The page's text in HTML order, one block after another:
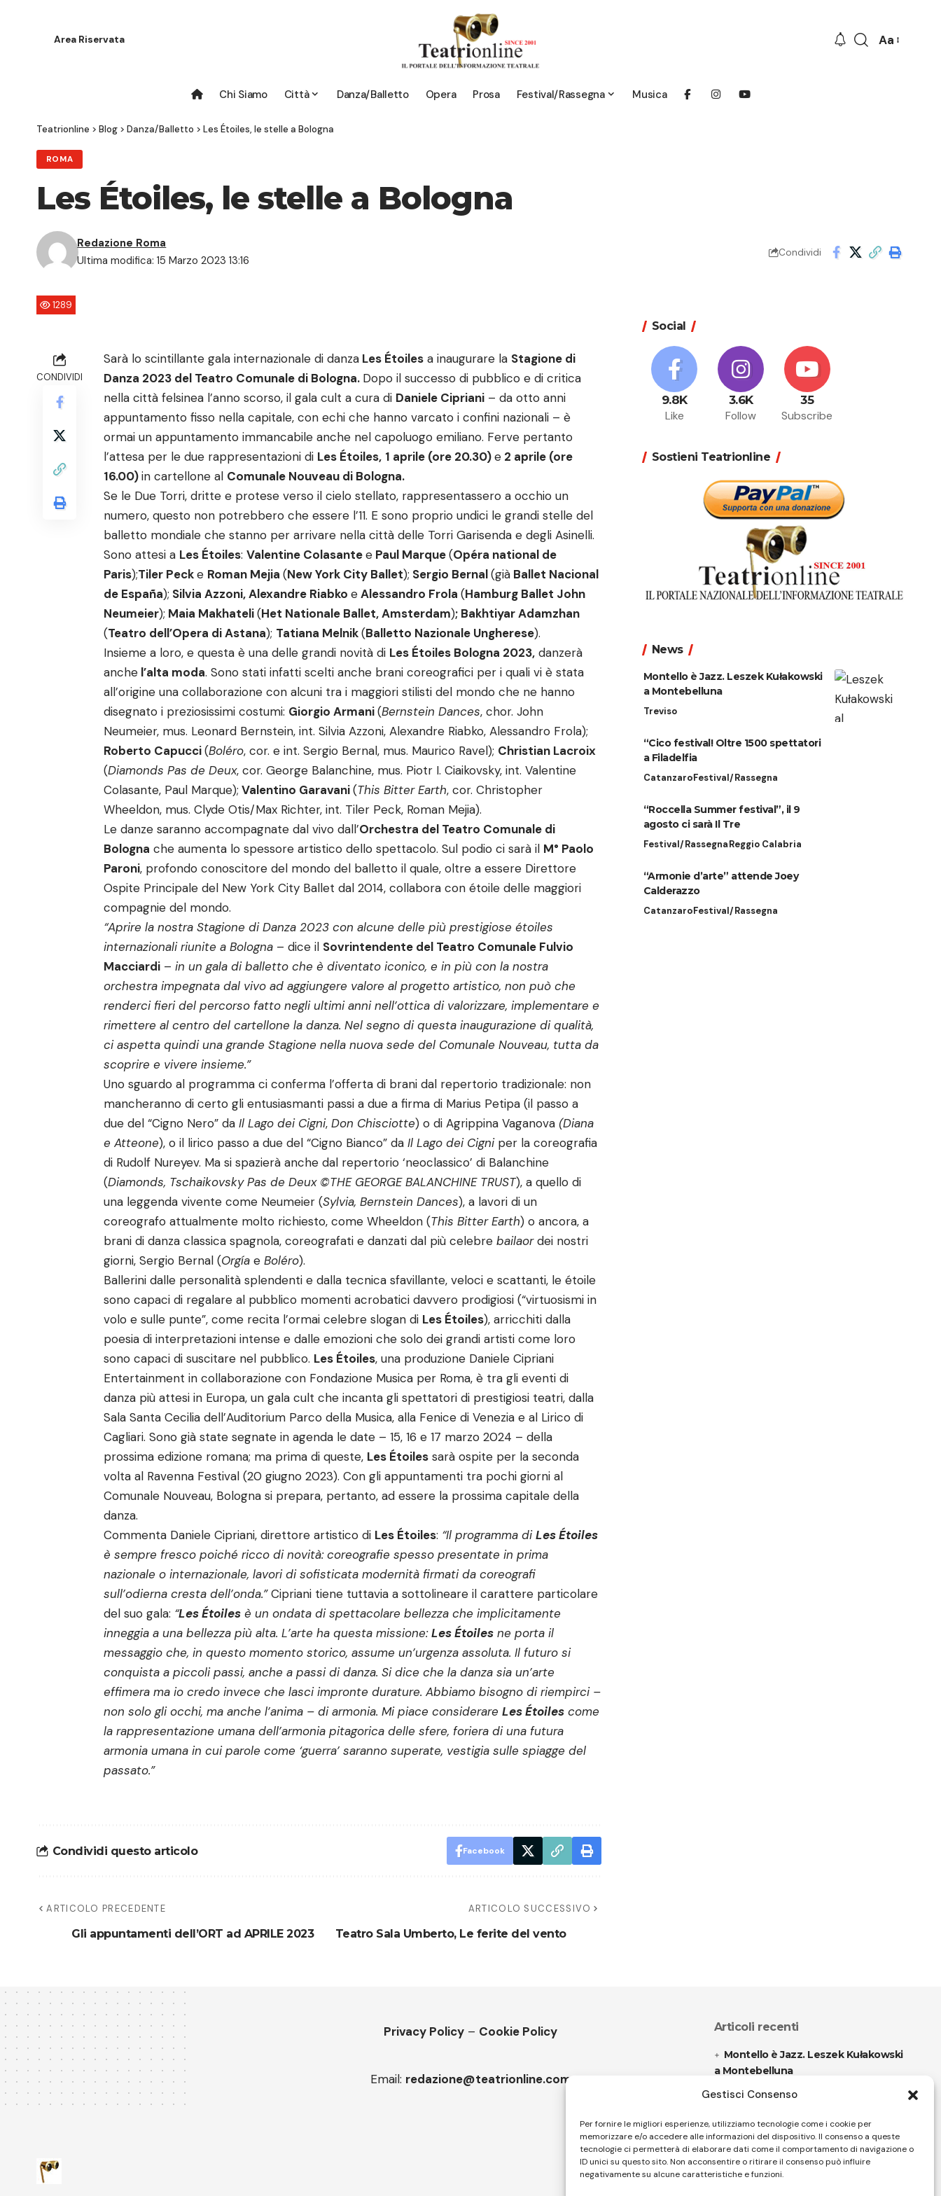
Gestisci Consenso
Per fornire le migliori esperienze, utilizziamo tecnologie come i cookie per
memorizzare e/o accedere alle informazioni del dispositivo. Il consenso a queste
tecnologie ci permetterà di elaborare dati come il comportamento di navigazione o
ID unici su questo sito. Non acconsentire o ritirare il consenso può influire
negativamente su alcune caratteristiche e funzioni.
Area Riservata
Font
Aa
Chi Siamo Città Danza/Balletto Opera Prosa Festival/Rassegna Musica
Teatrionline > Blog > Danza/Balletto > Les Étoiles, le stelle a Bologna
ROMA
Les Étoiles, le stelle a Bologna
Ultima modifica: 15 Marzo 2023 13:16
Redazione Roma
Condividi
1289
CONDIVIDI
Sarà lo scintillante gala internazionale di danza Les Étoiles a inaugurare la Stagione di
Danza 2023 del Teatro Comunale di Bologna. Dopo il successo di pubblico e di critica
nella città felsinea l’anno scorso, il gala cult a cura di Daniele Cipriani – da otto anni
appuntamento fisso nella capitale, con echi che hanno varcato i confini nazionali – è
ormai un appuntamento immancabile anche nel capoluogo emiliano. Ferve pertanto
l’attesa per le due rappresentazioni di Les Étoiles, 1 aprile (ore 20.30)e 2 aprile (ore
16.00)in cartellone al Comunale Nouveau di Bologna.
Se le Due Torri, dritte e protese verso il cielo stellato, rappresentassero a occhio un
numero, questo non potrebbero che essere l’11. E sono proprio undici le grandi stelle del
balletto mondiale che stanno per arrivare nella città delle Torri Garisenda e degli Asinelli.
Sono attesi a Les Étoiles: Valentine Colasantee Paul Marque(Opéra national de
Paris);Tiler Pecke Roman Mejia (New York City Ballet); Sergio Bernal(già Ballet Nacional
de España); Silvia Azzoni, Alexandre Riabko eAlessandro Frola (Hamburg Ballet John
Neumeier); Maia Makhateli(Het Nationale Ballet, Amsterdam); Bakhtiyar Adamzhan
(Teatro dell’Opera di Astana); Tatiana Melnik(Balletto Nazionale Ungherese).
Insieme a loro, e questa è una delle grandi novità di Les Étoiles Bologna 2023, danzerà
anche l’alta moda. Sono stati infatti scelti anche brani coreografici per i quali vi è stata
all’origine una collaborazione con alcuni tra i maggiori stilisti del mondo che ne hanno
disegnato i preziosissimi costumi: Giorgio Armani(Bernstein Dances, chor. John
Neumeier, mus. Leonard Bernstein, int. Silvia Azzoni, Alexandre Riabko, Alessandro Frola);
Roberto Capucci(Boléro, cor. e int. Sergio Bernal, mus. Maurico Ravel); Christian Lacroix
(Diamonds Pas de Deux, cor. George Balanchine, mus. Piotr I. Ciaikovsky, int. Valentine
Colasante, Paul Marque); Valentino Garavani(This Bitter Earth, cor. Christopher
Wheeldon, mus. Clyde Otis/Max Richter, int. Tiler Peck, Roman Mejia).
Le danze saranno accompagnate dal vivo dall’Orchestra del Teatro Comunale di
Bologna che aumenta lo spessore artistico dello spettacolo. Sul podio ci sarà il M° Paolo
Paroni, profondo conoscitore del mondo del balletto il quale, oltre a essere Direttore
Ospite Principale del New York City Ballet dal 2014, collabora con étoile delle maggiori
compagnie del mondo.
“Aprire la nostra Stagione di Danza 2023 con alcune delle più prestigiose étoiles
internazionali riunite a Bologna – dice il Sovrintendente del Teatro Comunale Fulvio
Macciardi – in un gala di balletto che è diventato iconico, e in più con la nostra
orchestra impegnata dal vivo ad aggiungere valore al progetto artistico, non può che
renderci fieri del percorso fatto negli ultimi anni nell’ottica di valorizzare, implementare e
rimettere al centro del cartellone la danza. Nel segno di questa inaugurazione di qualità,
ci aspetta quindi una grande Stagione nella nuova sede del Comunale Nouveau, tutta da
scoprire e vivere insieme.”
Uno sguardo al programma ci conferma l’offerta di brani dal repertorio tradizionale: non
mancheranno di certo gli entusiasmanti passi a due a firma di Marius Petipa (il passo a
due del “Cigno Nero” da Il Lago dei Cigni, Don Chisciotte) o di Agrippina Vaganova (Diana
e Atteone), o il lirico passo a due del “Cigno Bianco” da Il Lago dei Cigniper la coreografia
di Rudolf Nureyev. Ma si spazierà anche dal repertorio ‘neoclassico’ di Balanchine
(Diamonds, Tschaikovsky Pas de Deux ©THE GEORGE BALANCHINE TRUST), a quello di
una leggenda vivente come Neumeier (Sylvia, Bernstein Dances), a lavori di un
coreografo attualmente molto richiesto, come Wheeldon (This Bitter Earth) o ancora, a
brani di danza classica spagnola, coreografati e danzati dal più celebre bailaordei nostri
giorni, Sergio Bernal (Orgía e Boléro).
Ballerini dalle personalità splendenti e dalla tecnica sfavillante, veloci e scattanti, le étoile
sono capaci di regalare al pubblico momenti acrobatici davvero prodigiosi (“virtuosismi in
volo e sulle punte”, come recita l’ormai celebre slogan di Les Étoiles), arricchiti dalla
poesia di interpretazioni intense e dalle emozioni che solo dei grandi artisti come loro
sono capaci di suscitare nel pubblico. Les Étoiles, una produzione Daniele Cipriani
Entertainment in collaborazione con Fondazione Musica per Roma, è tra gli eventi di
danza più attesi in Europa, un gala cult che incanta gli spettatori di prestigiosi teatri, dalla
Sala Santa Cecilia dell’Auditorium Parco della Musica, alla Fenice di Venezia e al Lirico di
Cagliari. Sono già state segnate in agenda le date – 15, 16 e 17 marzo 2024 – della
prossima edizione romana; ma prima di queste, Les Étoiles sarà ospite per la seconda
volta al Ravenna Festival (20 giugno 2023). Con gli appuntamenti tra pochi giorni al
Comunale Nouveau, Bologna si prepara, pertanto, ad essere la prossima capitale della
danza.
Commenta Daniele Cipriani, direttore artistico di Les Étoiles: “Il programma diLes Étoiles
è sempre fresco poiché ricco di novità: coreografie spesso presentate in prima
nazionale o internazionale, lavori di sofisticata modernità firmati da coreografi
sull’odierna cresta dell’onda.”Cipriani tiene tuttavia a sottolineare il carattere particolare
del suo gala: “Les Étoiles è un ondata di spettacolare bellezza che implicitamente
inneggia a una bellezza più alta. L’arte ha questa missione:Les Étoiles ne porta il
messaggio che, in questo momento storico, assume un’urgenza assoluta. Il futuro si
conquista a piccoli passi, anche a passi di danza. Si dice che la danza sia un’arte
effimera ma io credo invece che lasci impronte durature. Abbiamo bisogno di riempirci –
non solo gli occhi, ma anche l’anima – di armonia. Mi piace considerare Les Étoiles come
la rappresentazione umana dell’armonia pitagorica delle sfere, foriera di una futura
armonia umana in cui parole come ‘guerra’ saranno superate, vestigia sulle spiagge del
passato.”
Condividi questo articolo Facebook
ARTICOLO PRECEDENTE
Gli appuntamenti dell’ORT ad APRILE 2023
ARTICOLO SUCCESSIVO
Teatro Sala Umberto, Le ferite del vento
Social
9.8K
Like
3.6K
Follow
35
Subscribe
Sostieni Teatrionline
News
Montello è Jazz. Leszek Kułakowski
a Montebelluna
Treviso
“Cico festival! Oltre 1500 spettatori
a Filadelfia
CatanzaroFestival/Rassegna
“Roccella Summer festival”, il 9
agosto ci sarà Il Tre
Festival/RassegnaReggio Calabria
“Armonie d’arte” attende Joey
Calderazzo
CatanzaroFestival/Rassegna
Privacy Policy – Cookie Policy
Email: redazione@teatrionline.com
Articoli recenti
Montello è Jazz. Leszek Kułakowski
a Montebelluna
“Cico festival! Oltre 1500 spettatori
Follow US